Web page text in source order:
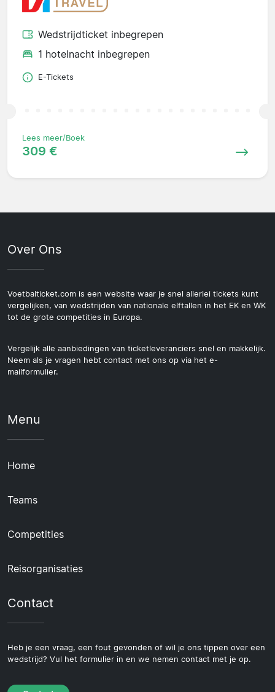
Wedstrijdticket inbegrepen
1 hotelnacht inbegrepen
E-Tickets
Lees meer/Boek
309 €
Over Ons
Voetbalticket.com is een website waar je snel allerlei tickets kunt
vergelijken, van wedstrijden van nationale elftallen in het EK en WK
tot de grote competities in Europa.
Vergelijk alle aanbiedingen van ticketleveranciers snel en makkelijk.
Neem als je vragen hebt contact met ons op via het e-
mailformulier.
Menu
Home
Teams
Competities
Reisorganisaties
Contact
Heb je een vraag, een fout gevonden of wil je ons tippen over een
wedstrijd? Vul het formulier in en we nemen contact met je op.